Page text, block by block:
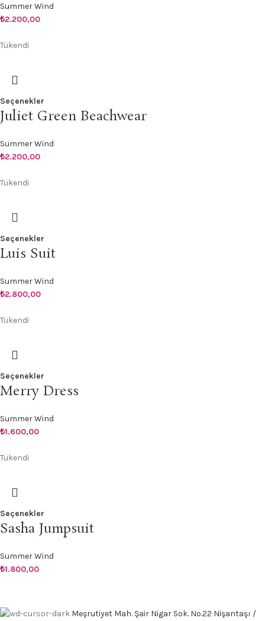
Summer Wind
₺2.200,00
Tükendi
Seçenekler
Juliet Green Beachwear
Summer Wind
₺2.200,00
Tükendi
Seçenekler
Luis Suit
Summer Wind
₺2.800,00
Tükendi
Seçenekler
Merry Dress
Summer Wind
₺1.600,00
Tükendi
Seçenekler
Sasha Jumpsuit
Summer Wind
₺1.800,00
Meşrutiyet Mah. Şair Nigar Sok. No.22 Nişantaşı /